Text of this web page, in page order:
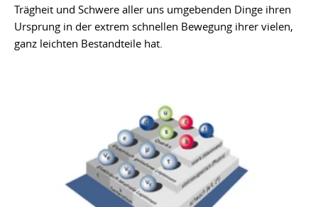
Trägheit und Schwere aller uns umgebenden Dinge ihren
Ursprung in der extrem schnellen Bewegung ihrer vielen,
ganz leichten Bestandteile hat.